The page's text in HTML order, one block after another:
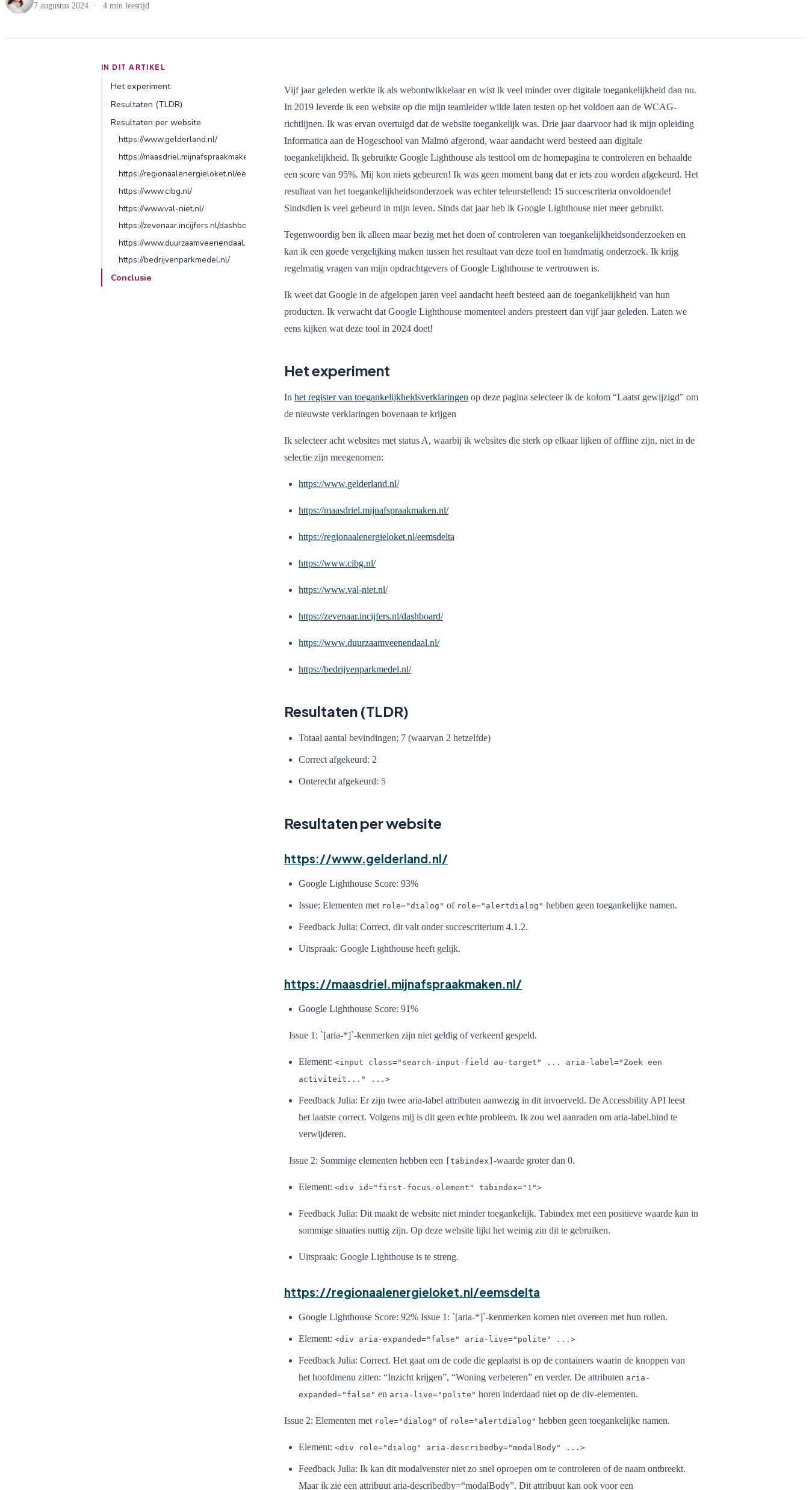
7 augustus 2024 · 4 min leestijd
IN DIT ARTIKEL
Het experiment
Resultaten (TLDR)
Resultaten per website
https://www.gelderland.nl/
https://maasdriel.mijnafspraakmaken.nl/
https://regionaalenergieloket.nl/eemsdelta
https://www.cibg.nl/
https://www.val-niet.nl/
https://zevenaar.incijfers.nl/dashboard/
https://www.duurzaamveenendaal.nl/
https://bedrijvenparkmedel.nl/
Conclusie
Vijf jaar geleden werkte ik als webontwikkelaar en wist ik veel minder over digitale toegankelijkheid dan nu.
In 2019 leverde ik een website op die mijn teamleider wilde laten testen op het voldoen aan de WCAG-
richtlijnen. Ik was ervan overtuigd dat de website toegankelijk was. Drie jaar daarvoor had ik mijn opleiding
Informatica aan de Hogeschool van Malmö afgerond, waar aandacht werd besteed aan digitale
toegankelijkheid. Ik gebruikte Google Lighthouse als testtool om de homepagina te controleren en behaalde
een score van 95%. Mij kon niets gebeuren! Ik was geen moment bang dat er iets zou worden afgekeurd. Het
resultaat van het toegankelijkheidsonderzoek was echter teleurstellend: 15 succescriteria onvoldoende!
Sindsdien is veel gebeurd in mijn leven. Sinds dat jaar heb ik Google Lighthouse niet meer gebruikt.
Tegenwoordig ben ik alleen maar bezig met het doen of controleren van toegankelijkheidsonderzoeken en
kan ik een goede vergelijking maken tussen het resultaat van deze tool en handmatig onderzoek. Ik krijg
regelmatig vragen van mijn opdrachtgevers of Google Lighthouse te vertrouwen is.
Ik weet dat Google in de afgelopen jaren veel aandacht heeft besteed aan de toegankelijkheid van hun
producten. Ik verwacht dat Google Lighthouse momenteel anders presteert dan vijf jaar geleden. Laten we
eens kijken wat deze tool in 2024 doet!
Het experiment
In het register van toegankelijkheidsverklaringen op deze pagina selecteer ik de kolom “Laatst gewijzigd” om
de nieuwste verklaringen bovenaan te krijgen
Ik selecteer acht websites met status A, waarbij ik websites die sterk op elkaar lijken of offline zijn, niet in de
selectie zijn meegenomen:
https://www.gelderland.nl/
https://maasdriel.mijnafspraakmaken.nl/
https://regionaalenergieloket.nl/eemsdelta
https://www.cibg.nl/
https://www.val-niet.nl/
https://zevenaar.incijfers.nl/dashboard/
https://www.duurzaamveenendaal.nl/
https://bedrijvenparkmedel.nl/
Resultaten (TLDR)
Totaal aantal bevindingen: 7 (waarvan 2 hetzelfde)
Correct afgekeurd: 2
Onterecht afgekeurd: 5
Resultaten per website
https://www.gelderland.nl/
Google Lighthouse Score: 93%
Issue: Elementen met role="dialog" of role="alertdialog" hebben geen toegankelijke namen.
Feedback Julia: Correct, dit valt onder succescriterium 4.1.2.
Uitspraak: Google Lighthouse heeft gelijk.
https://maasdriel.mijnafspraakmaken.nl/
Google Lighthouse Score: 91%
Issue 1: `[aria-*]`-kenmerken zijn niet geldig of verkeerd gespeld.
Element: <input class="search-input-field au-target" ... aria-label="Zoek een
activiteit..." ...>
Feedback Julia: Er zijn twee aria-label attributen aanwezig in dit invoerveld. De Accessbility API leest
het laatste correct. Volgens mij is dit geen echte probleem. Ik zou wel aanraden om aria-label.bind te
verwijderen.
Issue 2: Sommige elementen hebben een [tabindex] -waarde groter dan 0.
Element: <div id="first-focus-element" tabindex="1">
Feedback Julia: Dit maakt de website niet minder toegankelijk. Tabindex met een positieve waarde kan in
sommige situaties nuttig zijn. Op deze website lijkt het weinig zin dit te gebruiken.
Uitspraak: Google Lighthouse is te streng.
https://regionaalenergieloket.nl/eemsdelta
Google Lighthouse Score: 92% Issue 1: `[aria-*]`-kenmerken komen niet overeen met hun rollen.
Element: <div aria-expanded="false" aria-live="polite" ...>
Feedback Julia: Correct. Het gaat om de code die geplaatst is op de containers waarin de knoppen van
het hoofdmenu zitten: “Inzicht krijgen”, “Woning verbeteren” en verder. De attributen aria-
expanded="false" en aria-live="polite" horen inderdaad niet op de div-elementen.
Issue 2: Elementen met role="dialog" of role="alertdialog" hebben geen toegankelijke namen.
Element: <div role="dialog" aria-describedby="modalBody" ...>
Feedback Julia: Ik kan dit modalvenster niet zo snel oproepen om te controleren of de naam ontbreekt.
Maar ik zie een attribuut aria-describedby=“modalBody”. Dit attribuut kan ook voor een